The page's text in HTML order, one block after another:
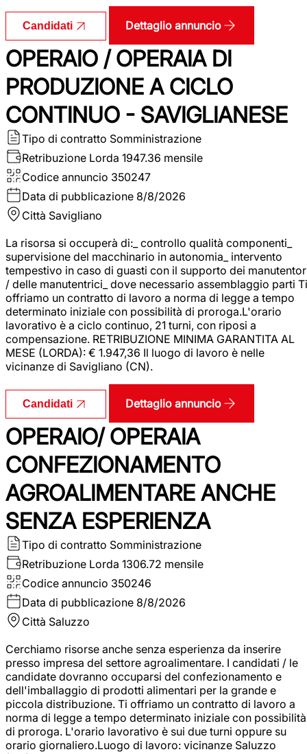
Candidati Dettaglio annuncio
OPERAIO / OPERAIA DI
PRODUZIONE A CICLO
CONTINUO - SAVIGLIANESE
Tipo di contratto Somministrazione
Retribuzione Lorda 1947.36 mensile
Codice annuncio 350247
Data di pubblicazione 8/8/2026
Città Savigliano
La risorsa si occuperà di:_ controllo qualità componenti_
supervisione del macchinario in autonomia_ intervento
tempestivo in caso di guasti con il supporto dei
/ delle manutentrici_ dove necessario assemblaggio parti Ti
offriamo un contratto di lavoro a norma di legge a tempo
determinato iniziale con possibilità di proroga.L'orario
lavorativo è a ciclo continuo, 21 turni, con riposi a
compensazione. RETRIBUZIONE MINIMA GARANTITA AL
MESE (LORDA): € 1.947,36 Il luogo di lavoro è nelle
vicinanze di Savigliano (CN).
Candidati Dettaglio annuncio
OPERAIO/ OPERAIA
CONFEZIONAMENTO
AGROALIMENTARE ANCHE
SENZA ESPERIENZA
Tipo di contratto Somministrazione
Retribuzione Lorda 1306.72 mensile
Codice annuncio 350246
Data di pubblicazione 8/8/2026
Città Saluzzo
Cerchiamo risorse anche senza esperienza da inserire
presso impresa del settore agroalimentare. I candidati / le
candidate dovranno occuparsi del confezionamento e
dell'imballaggio di prodotti alimentari per la grande e
piccola distribuzione. Ti offriamo un contratto di lavoro a
norma di legge a tempo determinato iniziale con possibilità
di proroga. L'orario lavorativo è sui due turni oppure su
orario giornaliero.Luogo di lavoro: vicinanze Saluzzo